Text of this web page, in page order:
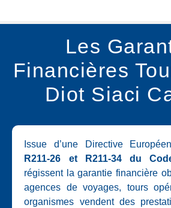
Les
Financières
Diot Siaci
Issue d’une Directive
R211-26 et R211-34 du
régissent la garantie financière
agences de voyages, tours
organismes vendent des